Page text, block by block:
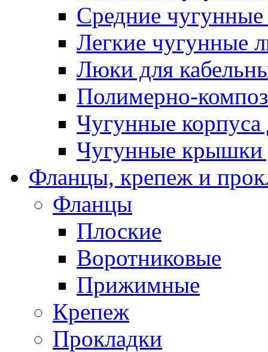
Средние
Легкие чугунные
Люки для
Полимерно-
Чугунные
Чугунные крышки
Фланцы, крепеж и
Фланцы
Плоские
Воротниковые
Прижимные
Крепеж
Прокладки